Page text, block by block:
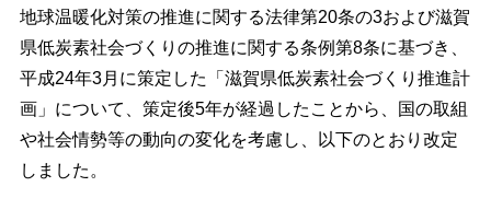
地球温暖化対策の推進に関する法律第20条の3および滋賀
県低炭素社会づくりの推進に関する条例第8条に基づき、
平成24年3月に策定した「滋賀県低炭素社会づくり推進計
画」について、策定後5年が経過したことから、国の取組
や社会情勢等の動向の変化を考慮し、以下のとおり改定
しました。